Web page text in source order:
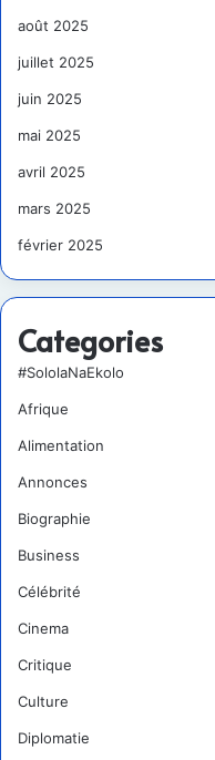
août 2025
juillet 2025
juin 2025
mai 2025
avril 2025
mars 2025
février 2025
Categories
#SololaNaEkolo
Afrique
Alimentation
Annonces
Biographie
Business
Célébrité
Cinema
Critique
Culture
Diplomatie